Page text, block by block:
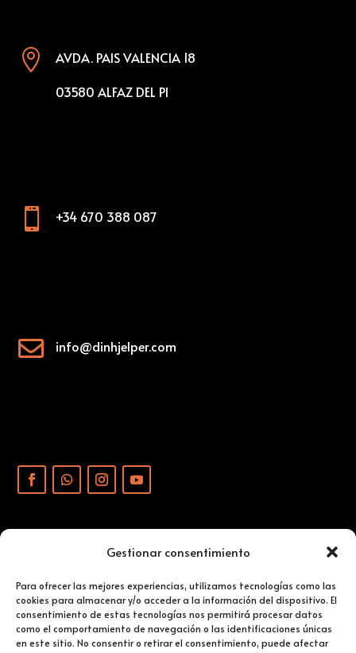
Gestionar consentimiento
Para ofrecer las mejores experiencias, utilizamos tecnologías como las
cookies para almacenar y/o acceder a la información del dispositivo. El
consentimiento de estas tecnologías nos permitirá procesar datos
como el comportamiento de navegación o las identificaciones únicas
en este sitio. No consentir o retirar el consentimiento, puede afectar

AVDA. PAIS VALENCIA 18
03580 ALFAZ DEL PI
 +34 670 388 087
 info@dinhjelper.com
PRIVATLIVSPOLITIKK
JURIDISK AVISJON